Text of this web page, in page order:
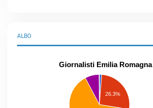
ALBO
Giornalisti Emilia Romagna
26.3%